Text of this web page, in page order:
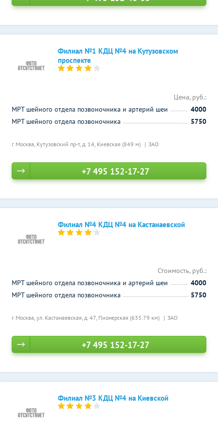
Филиал №1 КДЦ №4 на Кутузовском
проспекте
г. Москва, Кутузовский пр-т, д. 14, Киевская (849 м) ЗАО
Цена, руб.:
МРТ шейного отдела позвоночника и артерий шеи
4000
МРТ шейного отдела позвоночника
5750
+7 495 152-17-27
Филиал №4 КДЦ №4 на Кастанаевской
г. Москва, ул. Кастанаевская, д. 47, Пионерская (635.79 км) ЗАО
Стоимость, руб.:
МРТ шейного отдела позвоночника и артерий шеи
4000
МРТ шейного отдела позвоночника
5750
+7 495 152-17-27
Филиал №3 КДЦ №4 на Киевской